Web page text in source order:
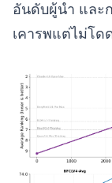
อันดับผู้นำ และ
เคารพแต่ไม่โด